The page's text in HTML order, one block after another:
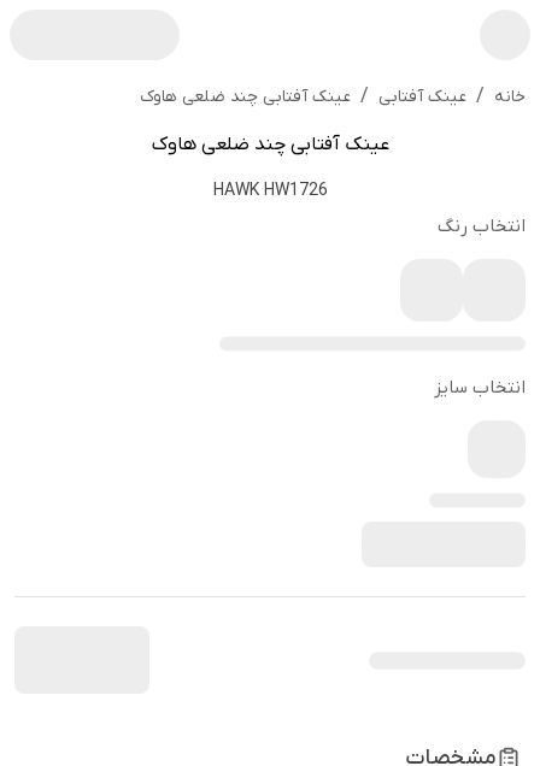
خانه / عینک آفتابی / عینک آفتابی چند ضلعی هاوک
عینک آفتابی چند ضلعی هاوک
HAWK HW1726
انتخاب رنگ
انتخاب سایز
مشخصات